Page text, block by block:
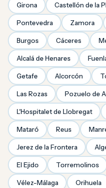
Girona Castellón de la
Pontevedra Zamora
Burgos Cáceres
Alcalá de Henares
Getafe Alcorcón
Las Rozas Pozuelo de
L'Hospitalet de Llobregat
Mataró Reus
Jerez de la Frontera
El Ejido Torremolinos
Vélez-Málaga Orihuela